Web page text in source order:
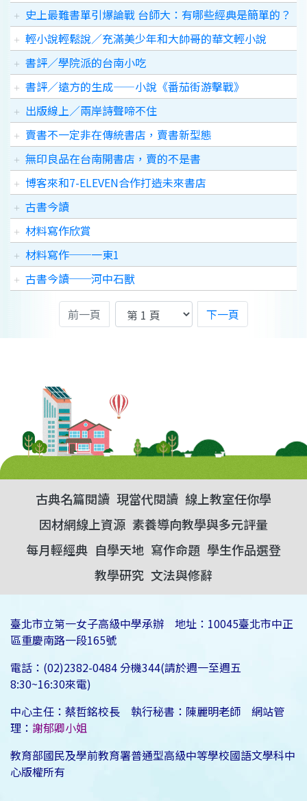
史上最難書單引爆論戰 台師大：有哪些經典是簡單的？
輕小說輕鬆說／充滿美少年和大帥哥的華文輕小說
書評／學院派的台南小吃
書評／遠方的生成——小說《番茄街游擊戰》
出版線上∕兩岸詩聲啼不住
賣書不一定非在傳統書店，賣書新型態
無印良品在台南開書店，賣的不是書
博客來和7-ELEVEN合作打造未來書店
古書今讀
材料寫作欣賞
材料寫作──一東1
古書今讀──河中石獸
前一頁 下一頁
古典名篇閱讀 現當代閱讀 線上教室任你學
因材網線上資源 素養導向教學與多元評量
每月輕經典 自學天地 寫作命題 學生作品選登
教學研究 文法與修辭
臺北市立第一女子高級中學承辦 地址：10045臺北市中正
區重慶南路一段165號
電話：(02)2382-0484 分機344(請於週一至週五
8:30~16:30來電)
中心主任：蔡哲銘校長 執行秘書：陳麗明老師 網站管
理： 謝郁卿小姐
教育部國民及學前教育署普通型高級中等學校國語文學科中
心版權所有